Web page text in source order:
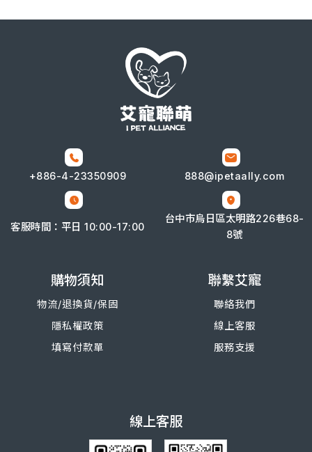
+886-4-23350909 888@ipetaally.com
客服時間：平日 10:00-17:00
台中市烏日區太明路226巷68-
8號
購物須知
物流/退換貨/保固
隱私權政策
填寫付款單
聯繫艾寵
聯絡我們
線上客服
服務支援
線上客服